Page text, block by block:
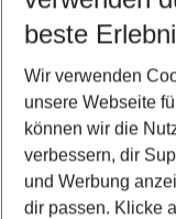
2 Erwachsene
beste
Wir verwenden
unsere Webseite
können wir die
verbessern, dir
und Werbung
dir passen. Klicke